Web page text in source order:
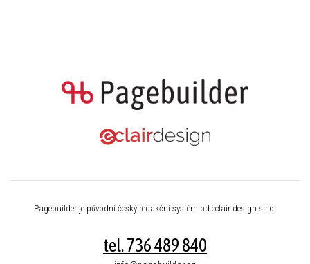
Pagebuilder je původní český redakční systém od eclair design s.r.o.
tel. 736 489 840